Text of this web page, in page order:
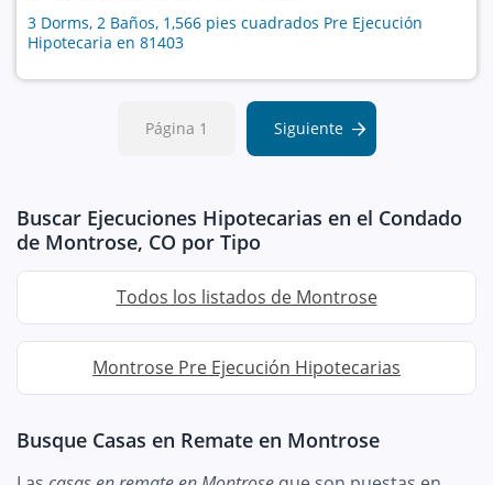
3 Dorms, 2 Baños, 1,566 pies cuadrados Pre Ejecución
Hipotecaria en 81403
Página 1 Siguiente
Buscar Ejecuciones Hipotecarias en el Condado
de Montrose, CO por Tipo
Todos los listados de Montrose
Montrose Pre Ejecución Hipotecarias
Busque Casas en Remate en Montrose